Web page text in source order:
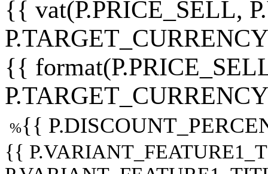
{{ vat(P.PRICE_SELL,
{{
%{{
{{